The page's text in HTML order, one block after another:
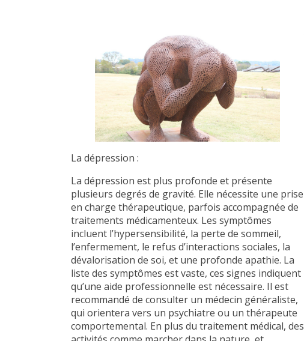
La dépression :
La dépression est plus profonde et présente
plusieurs degrés de gravité. Elle nécessite une prise
en charge thérapeutique, parfois accompagnée de
traitements médicamenteux. Les symptômes
incluent l’hypersensibilité, la perte de sommeil,
l’enfermement, le refus d’interactions sociales, la
dévalorisation de soi, et une profonde apathie. La
liste des symptômes est vaste, ces signes indiquent
qu’une aide professionnelle est nécessaire. Il est
recommandé de consulter un médecin généraliste,
qui orientera vers un psychiatre ou un thérapeute
comportemental. En plus du traitement médical, des